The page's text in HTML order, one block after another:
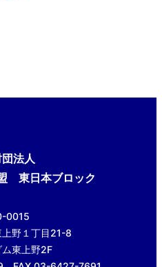
団法人
東日本ブロック
0015
上野１丁目21-8
東上野2F